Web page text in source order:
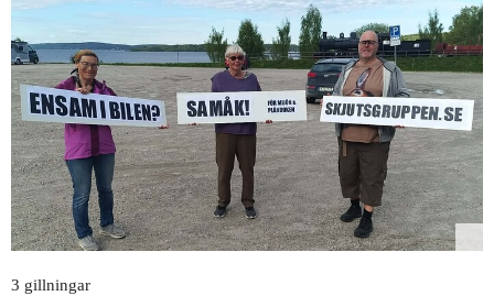
3 gillningar